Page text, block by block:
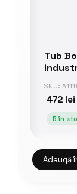
Tub
SKU:
472 lei
5 în
Adaugă